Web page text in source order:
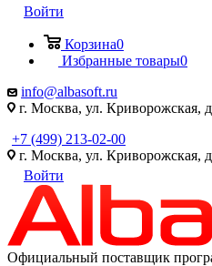
Войти
Корзина0
Избранные товары0
info@albasoft.ru
г. Москва, ул.
+7 (499) 213-02-00
г. Москва, ул.
Войти
Официальный поставщик